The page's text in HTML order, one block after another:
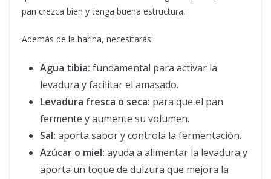
pan crezca bien y tenga buena estructura.
Además de la harina, necesitarás:
Agua tibia: fundamental para activar la
levadura y facilitar el amasado.
Levadura fresca o seca: para que el pan
fermente y aumente su volumen.
Sal: aporta sabor y controla la fermentación.
Azúcar o miel: ayuda a alimentar la levadura y
aporta un toque de dulzura que mejora la